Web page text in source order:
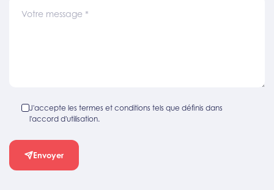
Votre message *
J'accepte les termes et conditions tels que définis dans
l'accord d'utilisation.
Envoyer